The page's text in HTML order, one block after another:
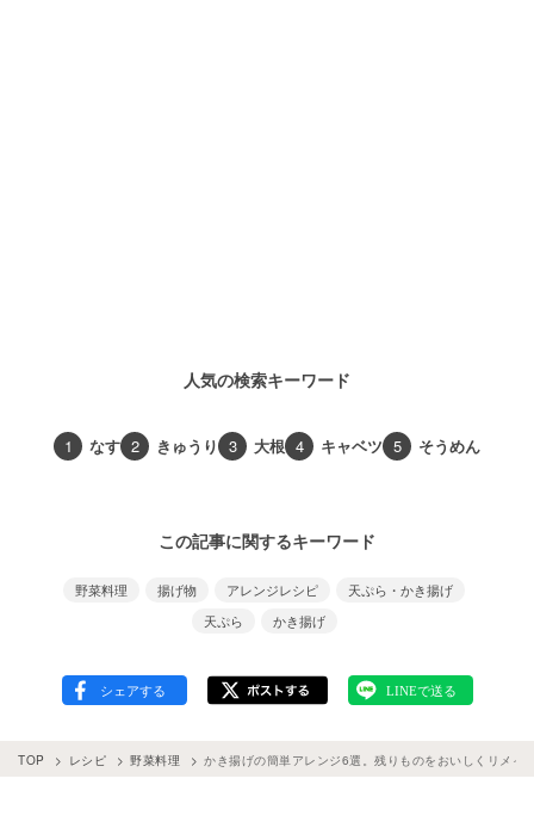
人気の検索キーワード
1 なす 2 きゅうり 3 大根 4 キャベツ 5 そうめん
この記事に関するキーワード
野菜料理 揚げ物 アレンジレシピ
天ぷら・かき揚げ
天ぷら
かき揚げ
TOP レシピ 野菜料理 かき揚げの簡単アレンジ6選。残りものをおいしくリメイ